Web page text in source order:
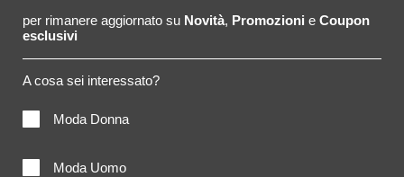
per rimanere aggiornato su Novità, Promozioni e Coupon
esclusivi
A cosa sei interessato?
Moda Donna
Moda Uomo